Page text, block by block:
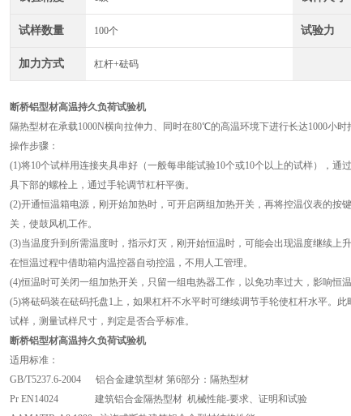
试样数量 100个 试验力
加力方式 杠杆+砝码
断桥铝型材高温持久负荷试验机
隔热型材在承载1000N横向拉伸力、同时在80℃的高温环境下进行长达1000小时
操作步骤：
(1)将10个试样用连接夹具串好（一般每串能试验10个或10个以上的试样），通
具下部的螺栓上，通过手轮调节杠杆平衡。
(2)开通恒温箱电源，刚开始加热时，可开启两组加热开关，再将控温仪表的按
关，使鼓风机工作。
(3)当温度升到所需温度时，指示灯灭，刚开始恒温时，可能会出现温度继续上
在恒温过程中借助箱内温控器自动控温，不用人工管理。
(4)恒温时可关闭一组加热开关，只留一组电热器工作，以免功率过大，影响恒温
(5)将砝码装在砝码托盘1上，如果杠杆不水平时可继续调节手轮使杠杆水平。
试样，测量试样尺寸，判定是否合乎标准。
断桥铝型材高温持久负荷试验机
适用标准：
GB/T5237.6-2004 铝合金建筑型材 第6部分：隔热型材
Pr EN14024 建筑铝合金隔热型材 机械性能-要求、证明和试验